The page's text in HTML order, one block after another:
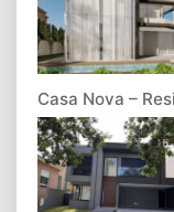
Casa Nova –